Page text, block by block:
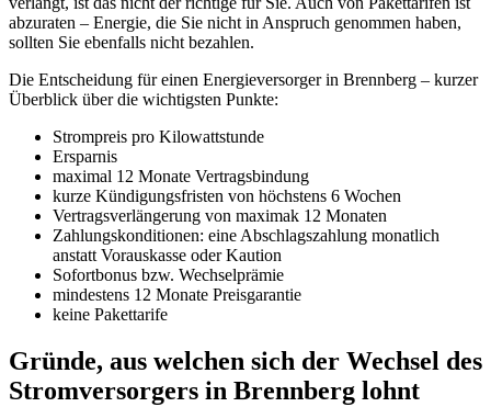
abzuraten – Energie, die Sie nicht in Anspruch genommen haben,
sollten Sie ebenfalls nicht bezahlen.
Die Entscheidung für einen Energieversorger in Brennberg – kurzer
Überblick über die wichtigsten Punkte:
Strompreis pro Kilowattstunde
Ersparnis
maximal 12 Monate Vertragsbindung
kurze Kündigungsfristen von höchstens 6 Wochen
Vertragsverlängerung von maximak 12 Monaten
Zahlungskonditionen: eine Abschlagszahlung monatlich
anstatt Vorauskasse oder Kaution
Sofortbonus bzw. Wechselprämie
mindestens 12 Monate Preisgarantie
keine Pakettarife
Gründe, aus welchen sich der Wechsel des
Stromversorgers in Brennberg lohnt